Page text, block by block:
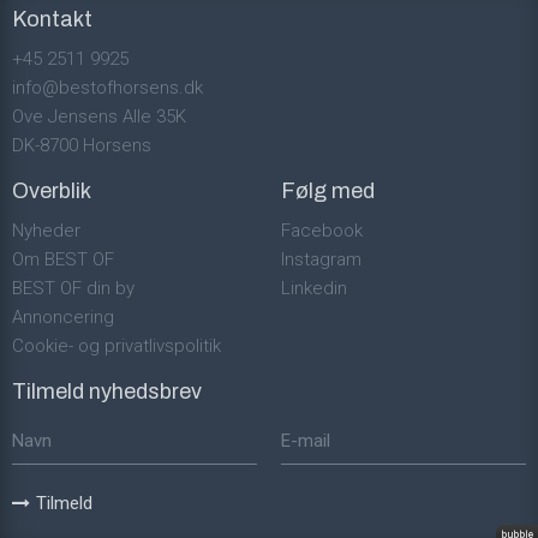
Kontakt
+45 2511 9925
info@bestofhorsens.dk
Ove Jensens Alle 35K
DK-8700 Horsens
Overblik
Nyheder
Om BEST OF
BEST OF din by
Annoncering
Cookie- og privatlivspolitik
Følg med
Facebook
Instagram
Linkedin
Tilmeld nyhedsbrev
Tilmeld